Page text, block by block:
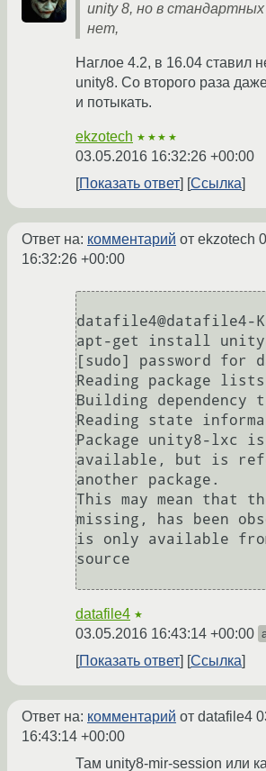
unity 8, но в стандартных
нет,
Наглое 4.2, в 16.04 ставил
unity8. Со второго раза
и потыкать.
ekzotech ★★★★
03.05.2016 16:32:26 +00:00
Показать ответ
Ссылка
Ответ на: комментарий от ekzotech
16:32:26 +00:00
datafile4@datafile4-
apt-get install
[sudo] password for
Reading package
Building
Reading state
Package unity8-lxc
available, but is
another package.
This may mean that
missing, has been
is only available
source
datafile4 ★
03.05.2016 16:43:14 +00:00
Показать ответ Ссылка
Ответ на: комментарий от datafile4
16:43:14 +00:00
Там unity8-mir-session или